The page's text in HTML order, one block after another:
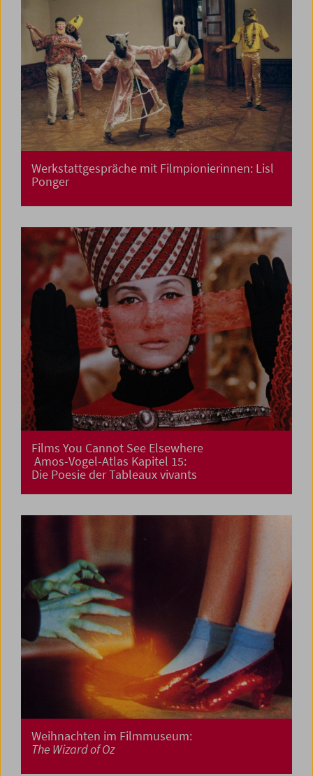
Werkstattgespräche mit Filmpionierinnen: Lisl
Ponger
Films You Cannot See Elsewhere
Amos-Vogel-Atlas Kapitel 15:
Die Poesie der Tableaux vivants
Weihnachten im Filmmuseum:
The Wizard of Oz